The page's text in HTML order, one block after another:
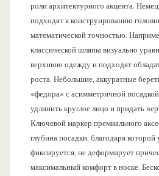
роли архитектурного акцента.
подходят к конструированию
математической точностью.
классической шляпы визуально
верхнюю одежду и подходят
роста. Небольшие, аккуратные
«федора» с асимметричной
удлинить круглое лицо и придать
Ключевой маркер премиального
глубина посадки, благодаря
фиксируется, не деформирует
максимальный комфорт в носке.